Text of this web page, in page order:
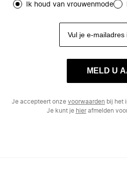
Ik houd van vrouwenmode
MELD U
Je accepteert onze voorwaarden bij het
Je kunt je hierafmelden